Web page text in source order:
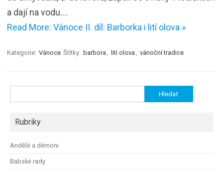
a dají na vodu.…
Read More: Vánoce II. díl: Barborka i lití olova »
Kategorie: Vánoce Štítky: barbora lití olova vánoční tradice
Rubriky
Andělé a démoni
Babské rady